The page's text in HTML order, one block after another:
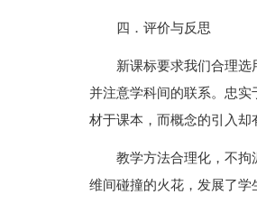
四．评价与反思
新课标要求我们合理选
并注意学科间的联系。忠
材于课本，而概念的引入却
教学方法合理化，不拘
维间碰撞的火花，发展了